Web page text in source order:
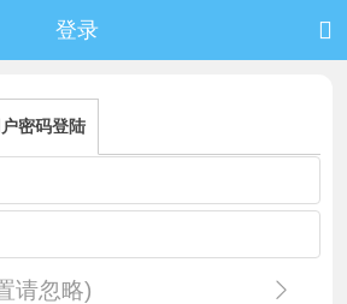
登录 
密码登陆
请忽略)